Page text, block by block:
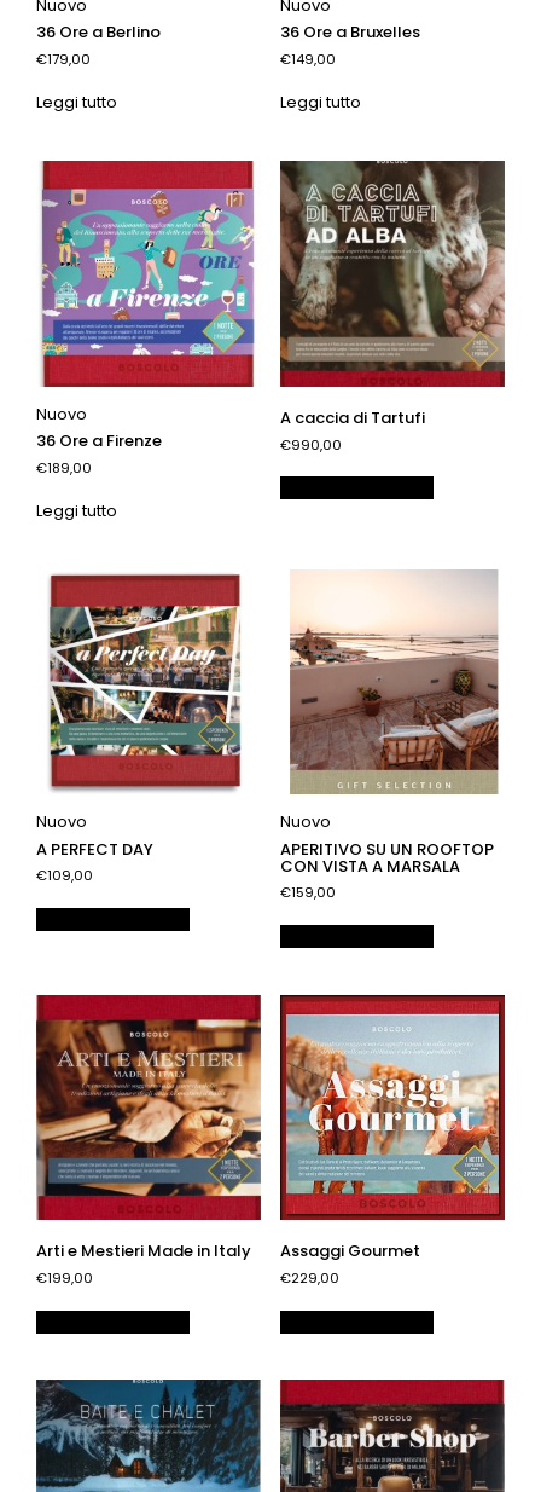
Nuovo
36 Ore a Berlino
€179,00
Leggi tutto
Nuovo
36 Ore a Bruxelles
€149,00
Leggi tutto
Nuovo
36 Ore a Firenze
€189,00
Leggi tutto
A caccia di Tartufi
€990,00
Nuovo
A PERFECT DAY
€109,00
Nuovo
APERITIVO SU UN ROOFTOP
CON VISTA A MARSALA
€159,00
Arti e Mestieri Made in Italy
€199,00
Assaggi Gourmet
€229,00